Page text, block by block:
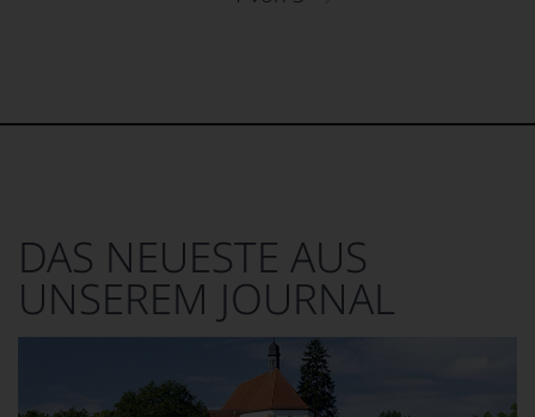
DAS NEUESTE AUS
UNSEREM JOURNAL